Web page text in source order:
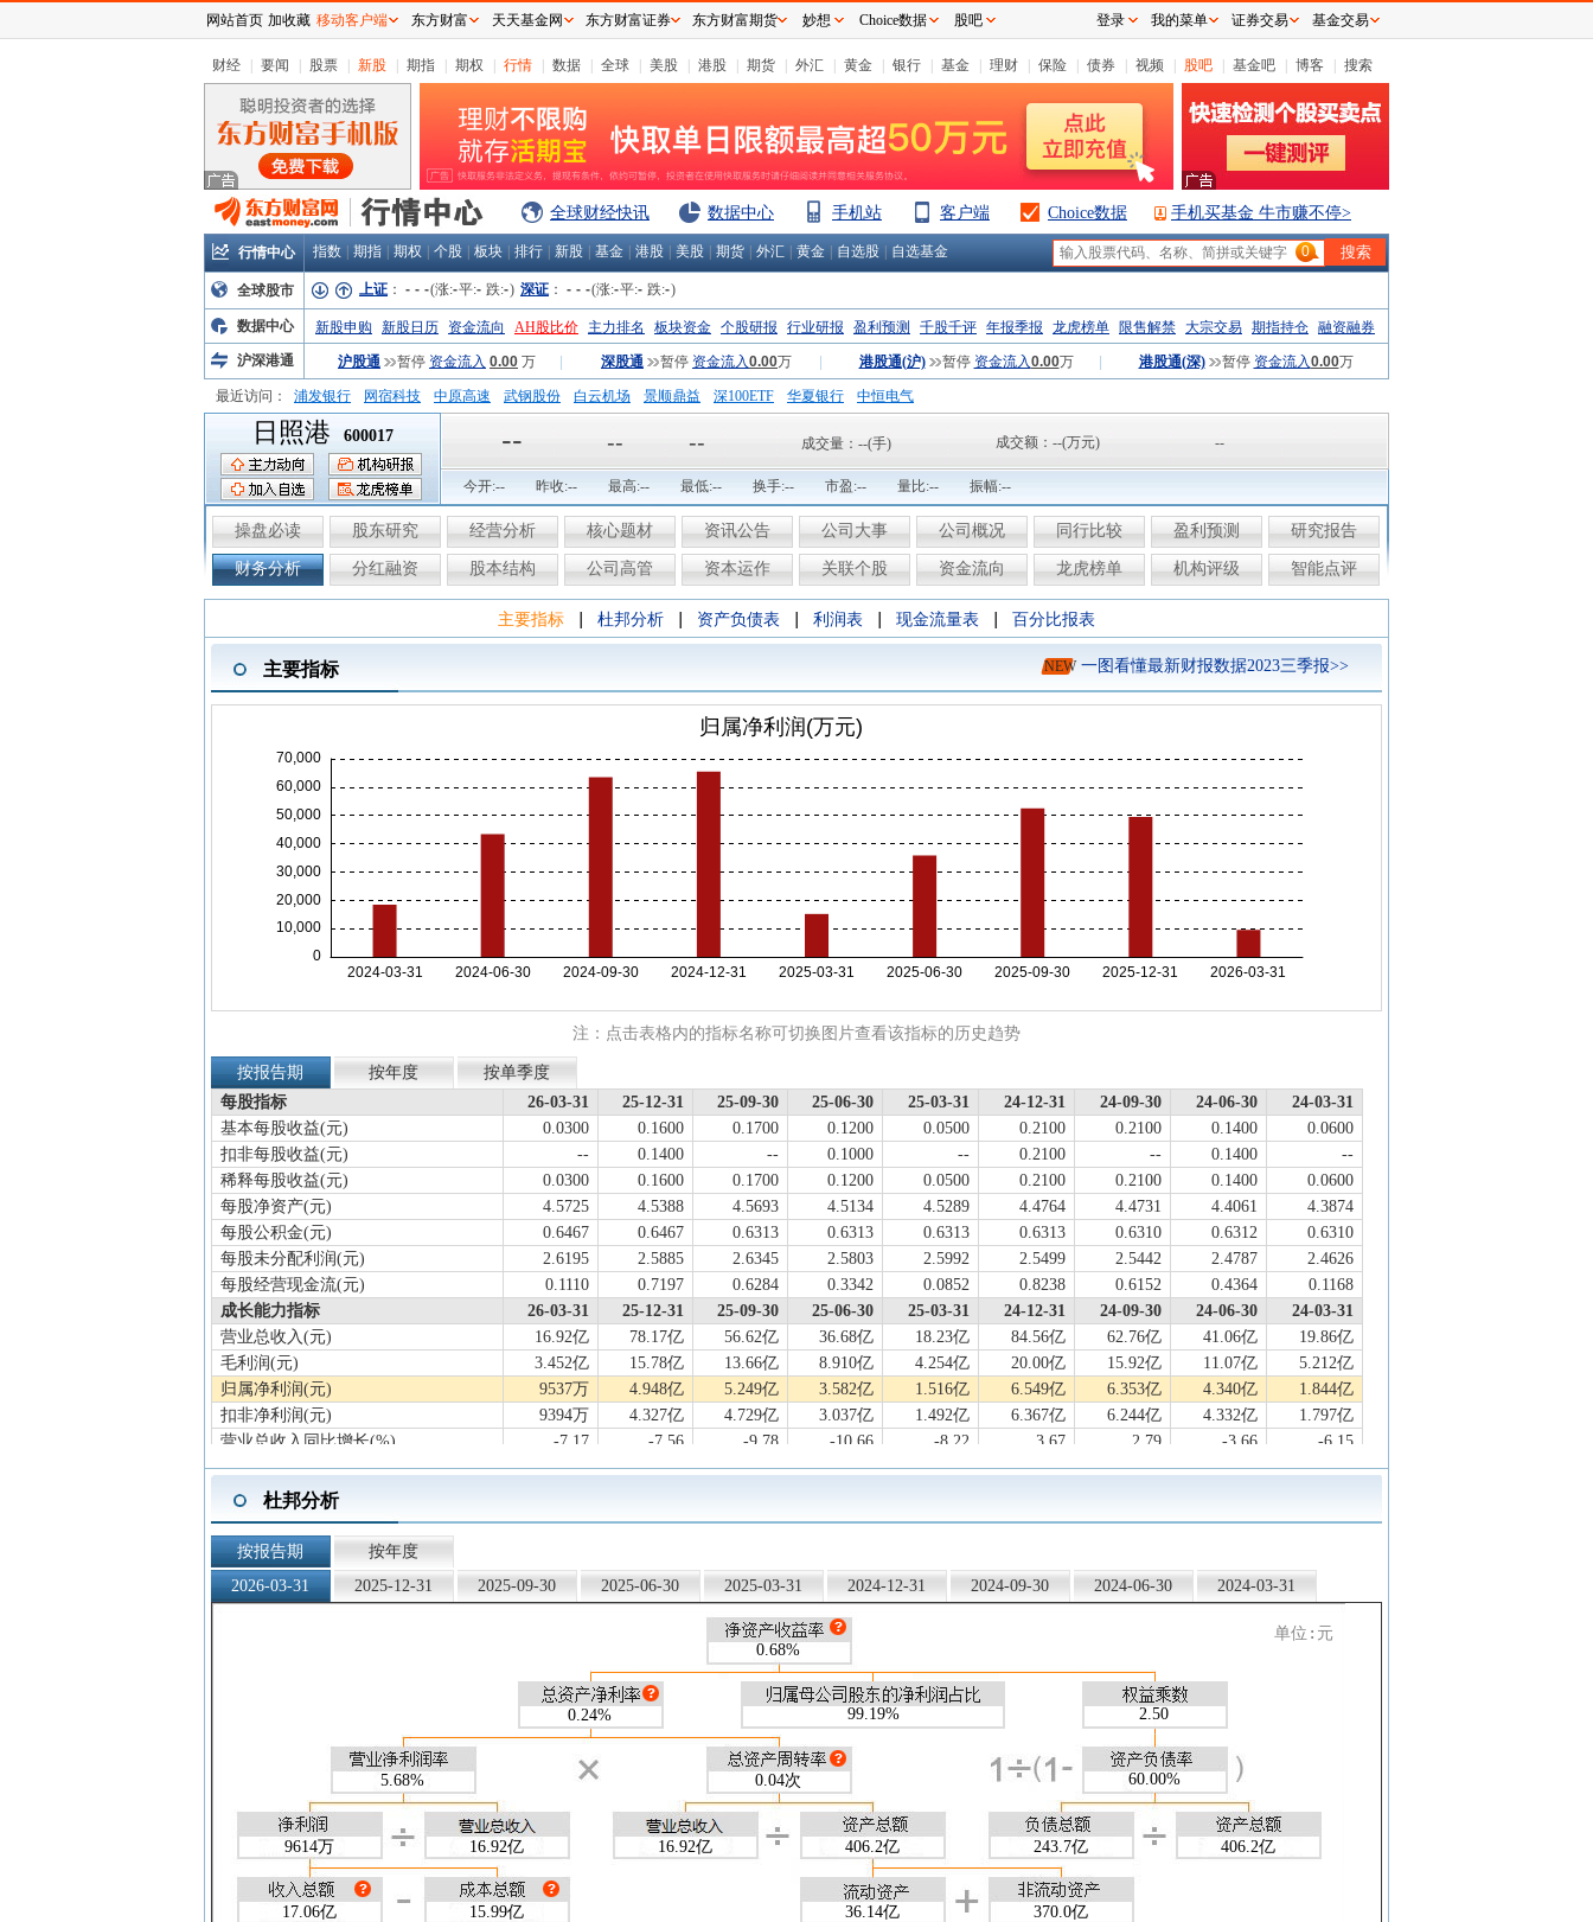
财经 要闻 股票 新股 期指 期权 行情 数据 全球 美股 港股 期货 外汇 黄金 银行 基金 理财 保险 债券 视频 股吧 基金吧 博客 搜索
全球财经快讯 数据中心 手机站 客户端 Choice数据 手机买基金 牛市赚不停>
行情中心 指数 期指 期权 个股 板块 排行 新股 基金 港股 美股 期货 外汇 黄金 自选股 自选基金 0
全球股市 上证 ： - - -(涨:-平:- 跌:-) 深证 ： - - -(涨:-平:- 跌:-)
数据中心 新股申购 新股日历 资金流向 AH股比价 主力排名 板块资金 个股研报 行业研报 盈利预测 千股千评 年报季报 龙虎榜单 限售解禁 大宗交易 期指持仓 融资融券
沪深港通
沪股通 暂停 资金流入 0.00 万 深股通 暂停 资金流入0.00万 港股通(沪) 暂停 资金流入0.00万 港股通(深) 暂停 资金流入0.00万
最近访问： 浦发银行 网宿科技 中原高速 武钢股份 白云机场 景顺鼎益 深100ETF 华夏银行
中恒电气
弘业股份
富临运业
日照港 600017 -- -- -- 成交量： --(手) 成交额： --(万元) --
今开:-- 昨收:-- 最高:-- 最低:-- 换手:-- 市盈:-- 量比:-- 振幅:--
操盘必读 股东研究 经营分析 核心题材 资讯公告 公司大事 公司概况 同行比较 盈利预测 研究报告
财务分析 分红融资 股本结构 公司高管 资本运作 关联个股 资金流向 龙虎榜单 机构评级 智能点评
主要指标 杜邦分析 资产负债表 利润表 现金流量表 百分比报表
主要指标 NEW 一图看懂最新财报数据2023三季报>>
注：点击表格内的指标名称可切换图片查看该指标的历史趋势
按报告期 按年度
按单季度
每股指标
26-03-31 25-12-31 25-09-30 25-06-30 25-03-31 24-12-31 24-09-30 24-06-30
24-03-31
基本每股收益(元)
0.0300 0.1600 0.1700 0.1200 0.0500 0.2100 0.2100 0.1400
0.0600
扣非每股收益(元)
-- 0.1400 -- 0.1000 -- 0.2100 -- 0.1400
--
稀释每股收益(元)
0.0300 0.1600 0.1700 0.1200 0.0500 0.2100 0.2100 0.1400
0.0600
每股净资产(元)
4.5725 4.5388 4.5693 4.5134 4.5289 4.4764 4.4731 4.4061
4.3874
每股公积金(元)
0.6467 0.6467 0.6313 0.6313 0.6313 0.6313 0.6310 0.6312
0.6310
每股未分配利润(元)
2.6195 2.5885 2.6345 2.5803 2.5992 2.5499 2.5442 2.4787
2.4626
每股经营现金流(元)
0.1110 0.7197 0.6284 0.3342 0.0852 0.8238 0.6152 0.4364
0.1168
成长能力指标
26-03-31 25-12-31 25-09-30 25-06-30 25-03-31 24-12-31 24-09-30 24-06-30
24-03-31
营业总收入(元)
16.92亿 78.17亿 56.62亿 36.68亿 18.23亿 84.56亿 62.76亿 41.06亿
19.86亿
毛利润(元)
3.452亿 15.78亿 13.66亿 8.910亿 4.254亿 20.00亿 15.92亿 11.07亿
5.212亿
归属净利润(元)
9537万 4.948亿 5.249亿 3.582亿 1.516亿 6.549亿 6.353亿 4.340亿
1.844亿
扣非净利润(元)
9394万 4.327亿 4.729亿 3.037亿 1.492亿 6.367亿 6.244亿 4.332亿
1.797亿
营业总收入同比增长(%)
-7.17 -7.56 -9.78 -10.66 -8.22 3.67 2.79 -3.66
-6.15
归属净利润同比增长(%)
-37.08 -24.45 -17.38 -17.47 -17.80 2.21 -6.95 -16.15
-28.41
扣非净利润同比增长(%)
营业总收入滚动环比增长(%)
-1.67 -0.32 -2.20 -3.31 -1.93 1.54 4.08 -0.32
-1.60
归属净利润滚动环比增长(%)
扣非净利润滚动环比增长(%)
-12.78 -10.83 -4.32 -16.34 -4.79 33.69 9.19 2.92
-14.39
盈利能力指标
26-03-31 25-12-31 25-09-30 25-06-30 25-03-31 24-12-31 24-09-30 24-06-30
24-03-31
3.76 2.57
1.38
--
1.43 1.46 0.99 0.39 1.92 1.86
20.40 20.18 24.12 24.29 23.34 25.36 26.97
5.68 7.35 10.37 10.84 8.65 11.69 12.04
25-09-30 25-06-30 24-12-31 24-09-30 24-06-30
0.015 0.002 0.002 0.002 0.004
销售净现金流/营业总收入
0.636 0.584 0.567 0.566 0.601
经营净现金流/营业总收入
0.202 0.283 0.341 0.280 0.144 0.300 0.301 0.327
0.181
实际税率(%)
23.31 23.37 22.86 23.44 20.53 22.21 16.99 21.55
23.30
财务风险指标
26-03-31 25-06-30 25-03-31 24-12-31
流动比率
0.293 0.304 0.285
杜邦分析
按报告期
按年度
2026-03-31
2025-12-31 2025-09-30 2025-06-30 2025-03-31 2024-12-31 2024-09-30 2024-06-30 2024-03-31
0.68%
单位:元
0.24% 99.19% 2.50
5.68% 0.04次 60.00%
9614万 16.92亿 16.92亿 406.2亿 243.7亿 406.2亿
17.06亿 15.99亿 36.14亿 370.0亿
网站首页 加收藏 移动客户端 东方财富 天天基金网 东方财富证券 东方财富期货 妙想 Choice数据 股吧 登录 我的菜单 证券交易 基金交易